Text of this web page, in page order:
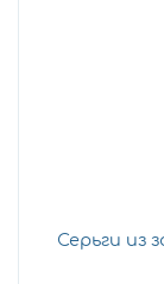
Серьги из